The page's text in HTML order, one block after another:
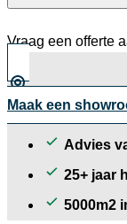
Vraag een offerte
Maak een
Advies
25+ jaar
5000m2